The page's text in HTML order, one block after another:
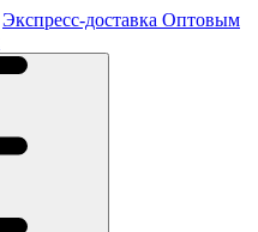
Экспресс-доставка Оптовым